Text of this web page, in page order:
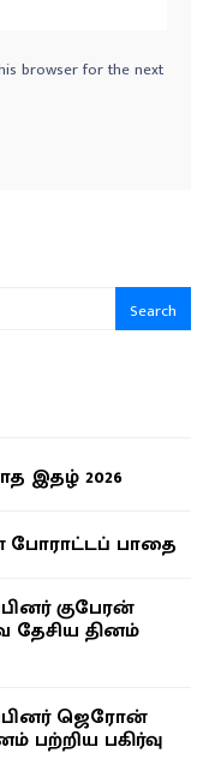
browser for the next
Search
இதழ் 2026
போராட்டப் பாதை
குபேரன்
தேசிய தினம்
ஜெரோன்
பற்றிய பகிர்வு